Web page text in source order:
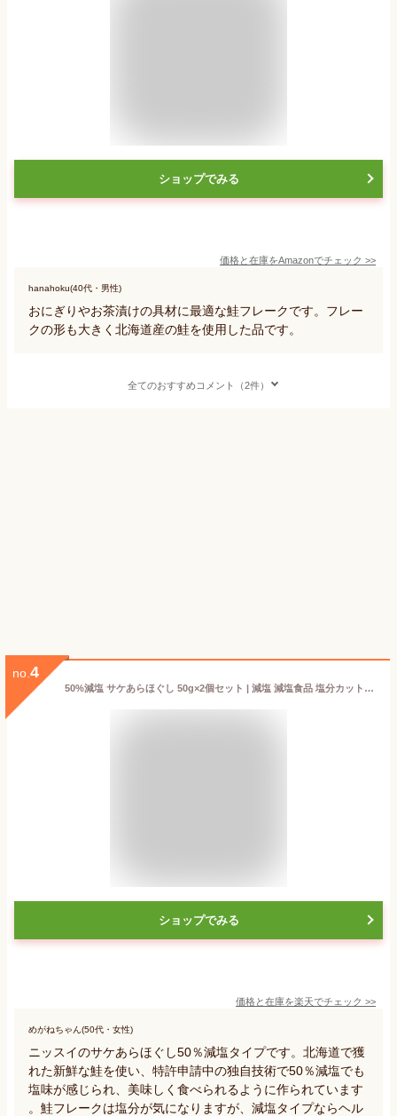
ショップでみる
価格と在庫をAmazonでチェック >>
hanahoku(40代・男性)
おにぎりやお茶漬けの具材に最適な鮭フレークです。フレー
クの形も大きく北海道産の鮭を使用した品です。
全てのおすすめコメント（2件）
no. 4
50%減塩 サケあらほぐし 50g×2個セット | 減塩 減塩食品 塩分カット 食品 おかず ご飯のお供 ご飯のおとも 鮭フレーク 鮭 シャケ サケ そのまま つまみ おつまみ おにぎり ニッスイ 健康 おいしい おすすめ ギフト プレゼント 母の日 低塩
ショップでみる
価格と在庫を楽天でチェック >>
めがねちゃん(50代・女性)
ニッスイのサケあらほぐし50％減塩タイプです。北海道で獲
れた新鮮な鮭を使い、特許申請中の独自技術で50％減塩でも
塩味が感じられ、美味しく食べられるように作られています
。鮭フレークは塩分が気になりますが、減塩タイプならヘル